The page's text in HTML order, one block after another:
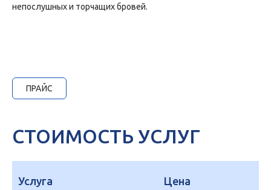
непослушных и торчащих бровей.
ПРАЙС
СТОИМОСТЬ УСЛУГ
Услуга Цена